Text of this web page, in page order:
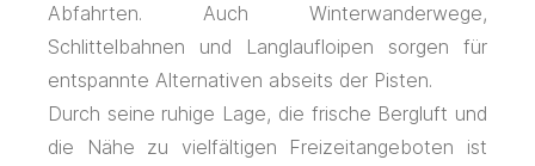
Abfahrten. Auch Winterwanderwege,
Schlittelbahnen und Langlaufloipen sorgen für
entspannte Alternativen abseits der Pisten.
Durch seine ruhige Lage, die frische Bergluft und
die Nähe zu vielfältigen Freizeitangeboten ist